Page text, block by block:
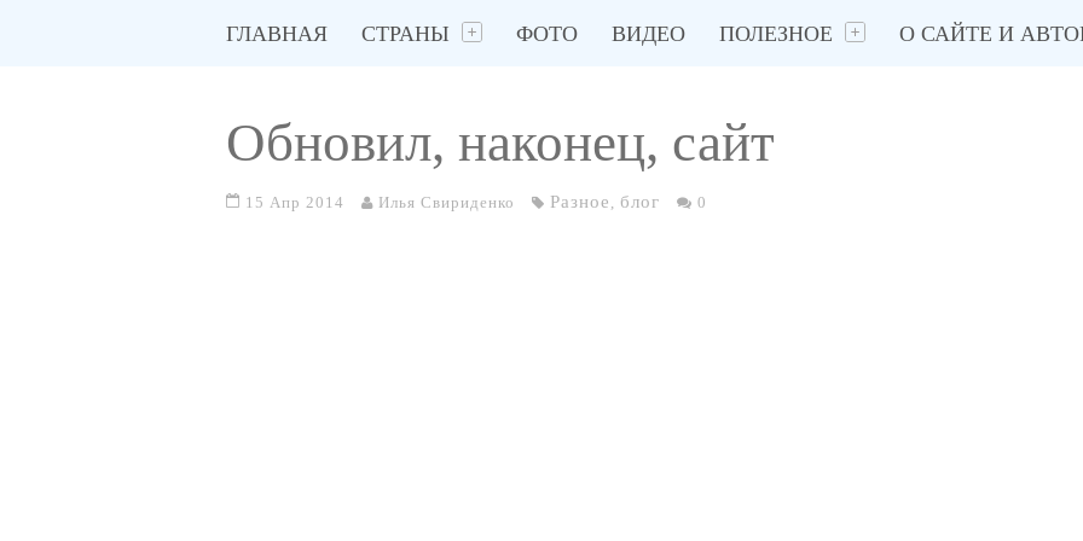
ГЛАВНАЯ СТРАНЫ ФОТО ВИДЕО ПОЛЕЗНОЕ О САЙТЕ И
Обновил, наконец, сайт
15 Апр 2014 Илья Свириденко Разное блог 0